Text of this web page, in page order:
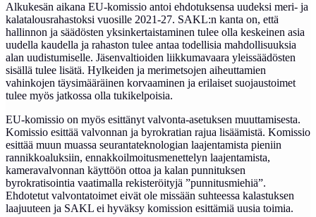
Alkukesän aikana EU-komissio antoi ehdotuksensa uudeksi meri- ja
kalatalousrahastoksi vuosille 2021-27. SAKL:n kanta on, että
hallinnon ja säädösten yksinkertaistaminen tulee olla keskeinen asia
uudella kaudella ja rahaston tulee antaa todellisia mahdollisuuksia
alan uudistumiselle. Jäsenvaltioiden liikkumavaara yleissäädösten
sisällä tulee lisätä. Hylkeiden ja merimetsojen aiheuttamien
vahinkojen täysimääräinen korvaaminen ja erilaiset suojaustoimet
tulee myös jatkossa olla tukikelpoisia.
EU-komissio on myös esittänyt valvonta-asetuksen muuttamisesta.
Komissio esittää valvonnan ja byrokratian rajua lisäämistä. Komissio
esittää muun muassa seurantateknologian laajentamista pieniin
rannikkoaluksiin, ennakkoilmoitusmenettelyn laajentamista,
kameravalvonnan käyttöön ottoa ja kalan punnituksen
byrokratisointia vaatimalla rekisteröityjä ”punnitusmiehiä”.
Ehdotetut valvontatoimet eivät ole missään suhteessa kalastuksen
laajuuteen ja SAKL ei hyväksy komission esittämiä uusia toimia.